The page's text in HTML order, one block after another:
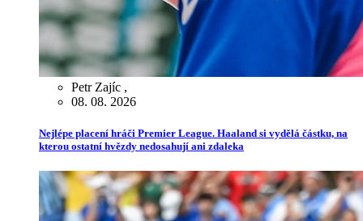
Petr Zajíc ,
08. 08. 2026
Nejlépe placení hráči Premier League. Haaland si vydělá částku, na
kterou ostatní hvězdy nedosahují ani zdaleka